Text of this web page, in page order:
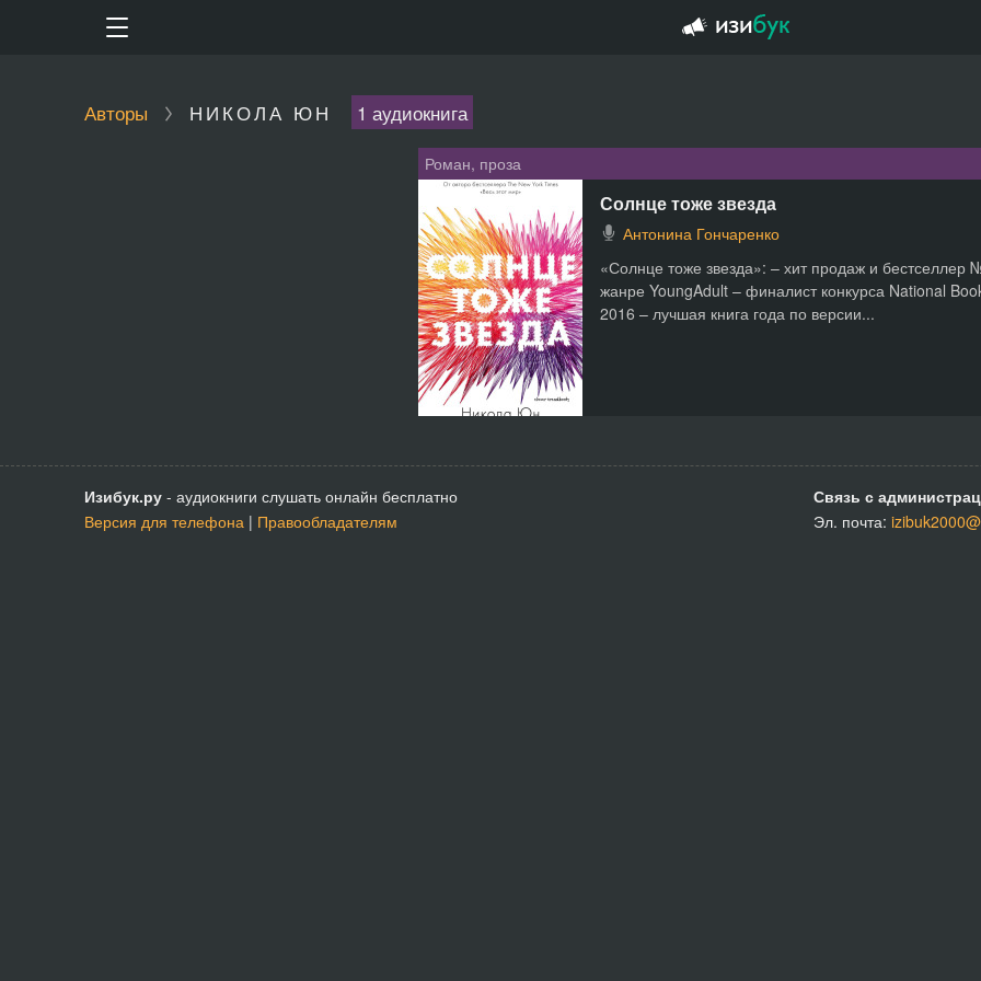
Авторы НИКОЛА ЮН 1 аудиокнига
Роман, проза
Солнце тоже звезда
Антонина Гончаренко
«Солнце тоже звезда»: – хит продаж и бестселлер
жанре YoungAdult – финалист конкурса National
2016 – лучшая книга года по версии...
Изибук.ру - аудиокниги слушать онлайн бесплатно
Версия для телефона | Правообладателям
Связь с
Эл. почта: